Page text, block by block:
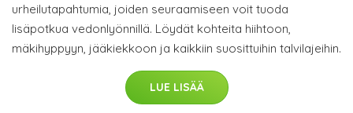
urheilutapahtumia, joiden seuraamiseen voit tuoda
lisäpotkua vedonlyönnillä. Löydät kohteita hiihtoon,
mäkihyppyyn, jääkiekkoon ja kaikkiin suosittuihin talvilajeihin.
LUE LISÄÄ